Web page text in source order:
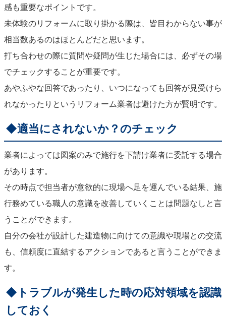
感も重要なポイントです。
未体験のリフォームに取り掛かる際は、皆目わからない事が
相当数あるのはほとんどだと思います。
打ち合わせの際に質問や疑問が生じた場合には、必ずその場
でチェックすることが重要です。
あやふやな回答であったり、いつになっても回答が見受けら
れなかったりというリフォーム業者は避けた方が賢明です。
◆適当にされないか？のチェック
業者によっては図案のみで施行を下請け業者に委託する場合
があります。
その時点で担当者が意欲的に現場へ足を運んでいる結果、施
行務めている職人の意識を改善していくことは問題なしと言
うことができます。
自分の会社が設計した建造物に向けての意識や現場との交流
も、信頼度に直結するアクションであると言うことができま
す。
◆トラブルが発生した時の応対領域を認識
しておく